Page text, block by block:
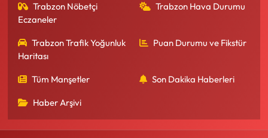
Trabzon Nöbetçi
Eczaneler
Trabzon Hava Durumu
Trabzon Trafik Yoğunluk
Haritası
Puan Durumu ve Fikstür
Tüm Manşetler Son Dakika Haberleri
Haber Arşivi